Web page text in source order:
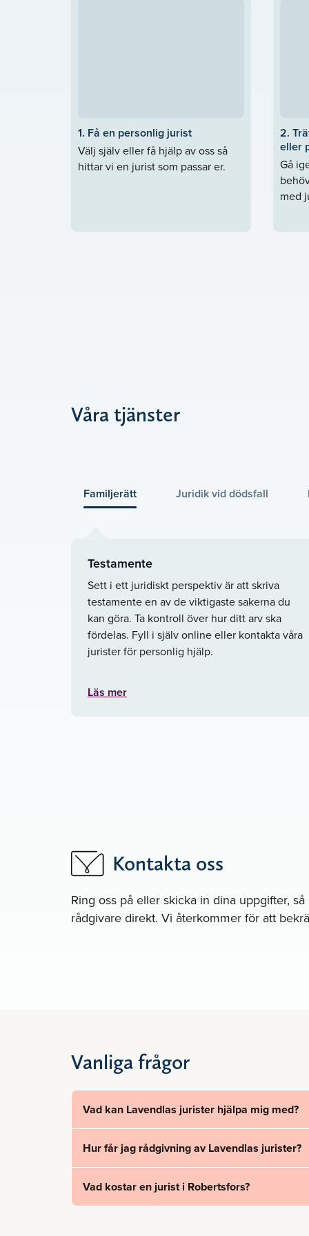
1. Få en personlig jurist
Välj själv eller få hjälp av oss så
hittar vi en jurist som passar er.
2.
eller
Gå
med
Våra tjänster
Familjerätt Juridik vid dödsfall
Testamente
Sett i ett juridiskt perspektiv är att skriva
testamente en av de viktigaste sakerna du
kan göra. Ta kontroll över hur ditt arv ska
fördelas. Fyll i själv online eller kontakta våra
jurister för personlig hjälp.
Läs mer
Kontakta oss
Ring oss på eller skicka in dina uppgifter,
rådgivare direkt. Vi återkommer för att
Vanliga frågor
Vad kan Lavendlas jurister hjälpa mig med?
Hur får jag rådgivning av Lavendlas jurister?
Vad kostar en jurist i Robertsfors?